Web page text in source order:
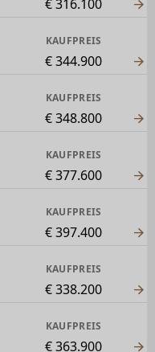
€ 316.100
KAUFPREIS
€ 344.900
KAUFPREIS
€ 348.800
KAUFPREIS
€ 377.600
KAUFPREIS
€ 397.400
KAUFPREIS
€ 338.200
KAUFPREIS
€ 363.900